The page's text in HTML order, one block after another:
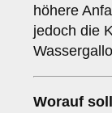
höhere
jedoch die
Worauf